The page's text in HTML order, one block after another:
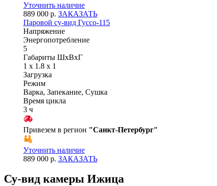
Уточнить наличие
889 000 р. ЗАКАЗАТЬ
Паровой су-вид Гуссо-115
Напряжение
Энергопотребление
5
Габариты ШхВхГ
1 x 1.8 x 1
Загрузка
Режим
Варка, Запекание, Сушка
Время цикла
3 ч
Привезем в регион "Санкт-Петербург"
Уточнить наличие
889 000 р. ЗАКАЗАТЬ
Су-вид камеры Ижица